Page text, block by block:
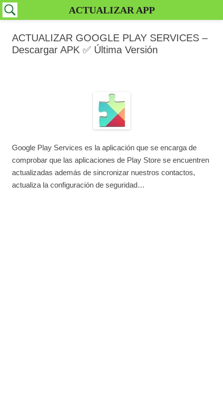
ACTUALIZAR GOOGLE PLAY SERVICES –
Descargar APK ✅️ Última Versión
Google Play Services es la aplicación que se encarga de
comprobar que las aplicaciones de Play Store se encuentren
actualizadas además de sincronizar nuestros contactos,
actualiza la configuración de seguridad…
ACTUALIZAR APP